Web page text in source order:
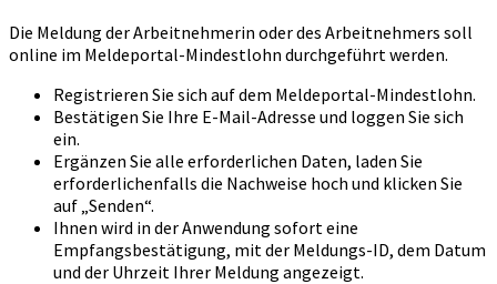
Die Meldung der Arbeitnehmerin oder des Arbeitnehmers soll
online im Meldeportal-Mindestlohn durchgeführt werden.
Registrieren Sie sich auf dem Meldeportal-Mindestlohn.
Bestätigen Sie Ihre E-Mail-Adresse und loggen Sie sich
ein.
Ergänzen Sie alle erforderlichen Daten, laden Sie
erforderlichenfalls die Nachweise hoch und klicken Sie
auf „Senden“.
Ihnen wird in der Anwendung sofort eine
Empfangsbestätigung, mit der Meldungs-ID, dem Datum
und der Uhrzeit Ihrer Meldung angezeigt.